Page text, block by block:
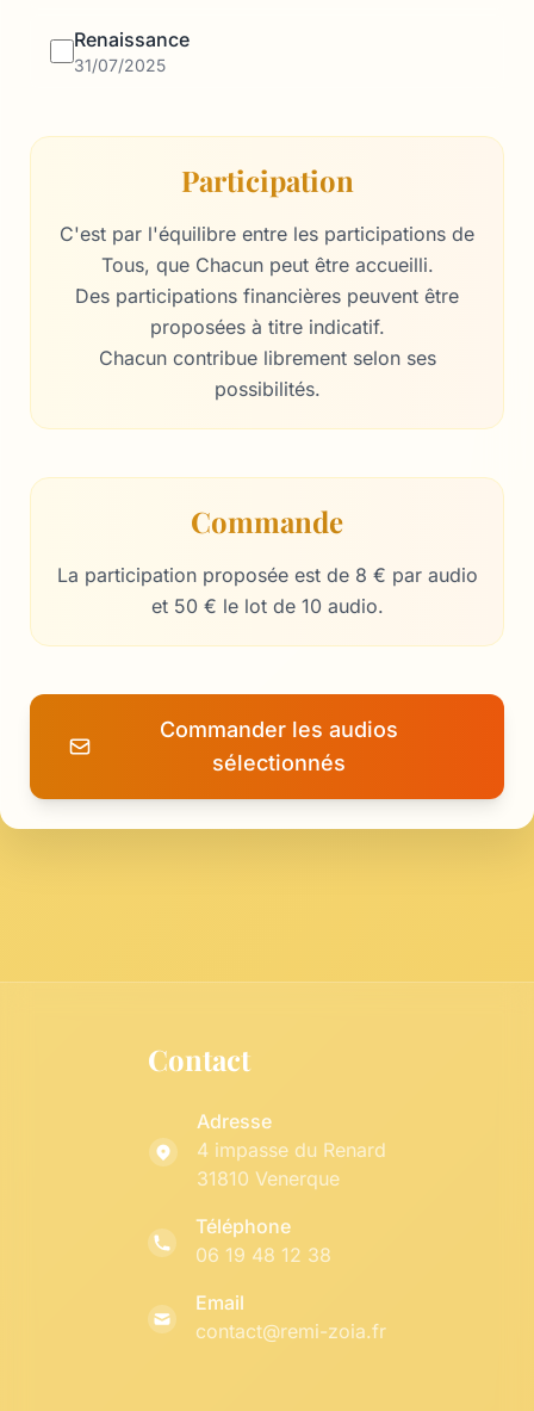
Renaissance
31/07/2025
Participation
C'est par l'équilibre entre les participations de
Tous, que Chacun peut être accueilli.
Des participations financières peuvent être
proposées à titre indicatif.
Chacun contribue librement selon ses
possibilités.
Commande
La participation proposée est de 8 € par audio
et 50 € le lot de 10 audio.
Commander les audios
sélectionnés
Contact
Adresse
4 impasse du Renard
31810 Venerque
Téléphone
06 19 48 12 38
Email
contact@remi-zoia.fr